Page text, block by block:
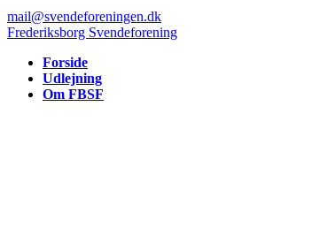
mail@svendeforeningen.dk
Frederiksborg Svendeforening
Forside
Udlejning
Om FBSF